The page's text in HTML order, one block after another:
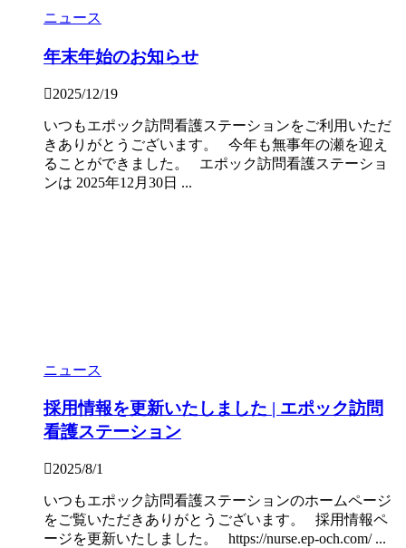
ニュース
年末年始のお知らせ
2025/12/19
いつもエポック訪問看護ステーションをご利用いただ
きありがとうございます。 今年も無事年の瀬を迎え
ることができました。 エポック訪問看護ステーショ
ンは 2025年12月30日 ...
ニュース
採用情報を更新いたしました | エポック訪問
看護ステーション
2025/8/1
いつもエポック訪問看護ステーションのホームページ
をご覧いただきありがとうございます。 採用情報ペ
ージを更新いたしました。 https://nurse.ep-och.com/ ...